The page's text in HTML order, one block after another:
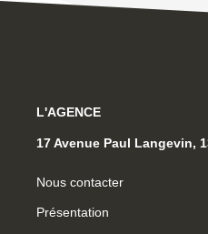
L'AGENCE
17 Avenue Paul Langevin,
Nous contacter
Présentation